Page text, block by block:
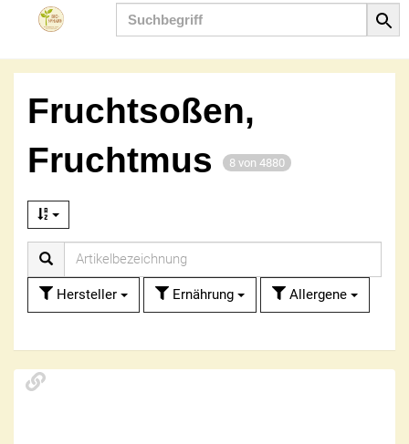
Produkt
Fruchtsoßen,
Fruchtmus
8 von 4880
Hersteller Ernährung Allergene